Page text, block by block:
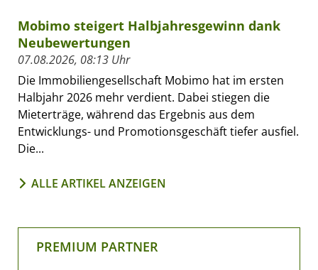
Mobimo steigert Halbjahresgewinn dank
Neubewertungen
07.08.2026, 08:13 Uhr
Die Immobiliengesellschaft Mobimo hat im ersten
Halbjahr 2026 mehr verdient. Dabei stiegen die
Mieterträge, während das Ergebnis aus dem
Entwicklungs- und Promotionsgeschäft tiefer ausfiel.
Die...
ALLE ARTIKEL ANZEIGEN
PREMIUM PARTNER